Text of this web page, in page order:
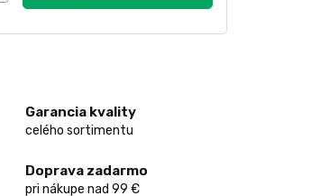
Garancia kvality
celého sortimentu
Doprava zadarmo
pri nákupe nad 99 €